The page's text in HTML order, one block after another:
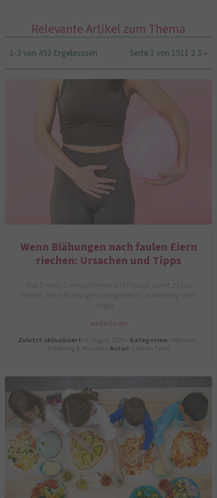
Relevante Artikel zum Thema
1-3 von 452 Ergebnissen Seite 1 von 1511 2 3 »
Wenn Blähungen nach faulen Eiern
riechen: Ursachen und Tipps
Was Eiweiß, Darmbakterien und Papaya damit zu tun
haben, wenn Blähungen unangenehm, schwefelig oder
sogar…
weiterlesen
Zuletzt aktualisiert: 5. August 2026 •Kategorien: Allgemein,
Ernährung & Rezepte •Autor: Claudia Tawo